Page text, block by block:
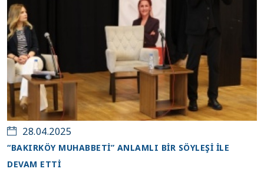
28.04.2025
“BAKIRKÖY MUHABBETİ” ANLAMLI BİR SÖYLEŞİ İLE
DEVAM ETTİ